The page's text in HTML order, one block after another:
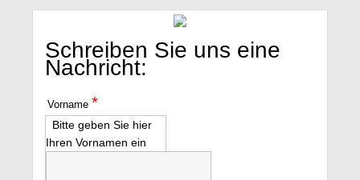
Schreiben Sie uns eine
Nachricht:
Vorname *
Bitte geben Sie hier
Ihren Vornamen ein